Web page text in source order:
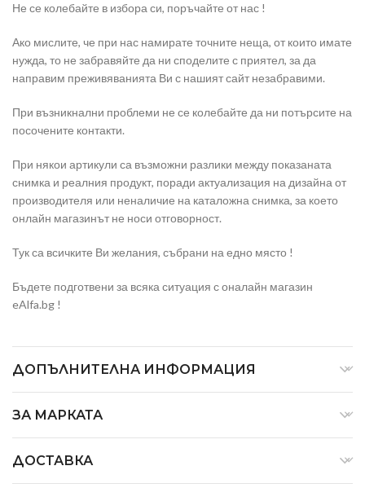
Не се колебайте в избора си, поръчайте от нас !
Ако мислите, че при нас намирате точните неща, от които имате
нужда, то не забравяйте да ни споделите с приятел, за да
направим преживяванията Ви с нашият сайт незабравими.
При възникнални проблеми не се колебайте да ни потърсите на
посочените контакти.
При някои артикули са възможни разлики между показаната
снимка и реалния продукт, поради актуализация на дизайна от
производителя или неналичие на каталожна снимка, за което
онлайн магазинът не носи отговорност.
Тук са всичките Ви желания, събрани на едно място !
Бъдете подготвени за всяка ситуация с оналайн магазин
eAlfa.bg !
ДОПЪЛНИТЕЛНА ИНФОРМАЦИЯ
ЗА МАРКАТА
ДОСТАВКА